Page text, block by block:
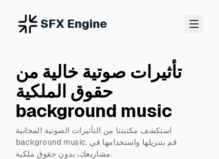
SFX Engine
تأثيرات صوتية خالية من
حقوق الملكية
background music
استكشف مكتبتنا من التأثيرات الصوتية المجانية
background music. قم بتنزيلها واستخدامها في
مشاريعك، بدون حقوق ملكية.